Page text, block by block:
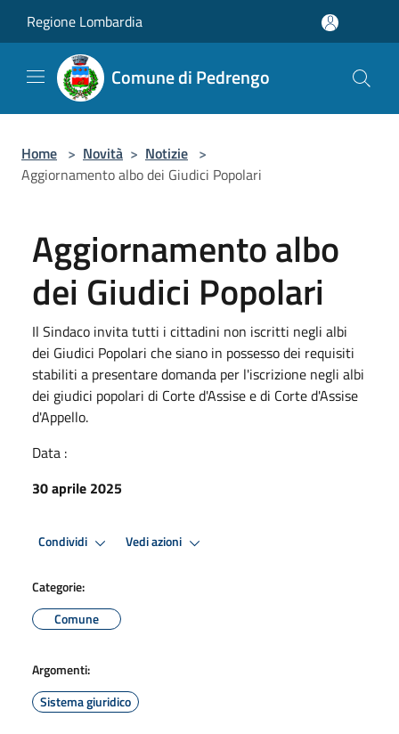
Regione Lombardia
Comune di Pedrengo
Home > Novità > Notizie >
Aggiornamento albo dei Giudici Popolari
Aggiornamento albo
dei Giudici Popolari
Il Sindaco invita tutti i cittadini non iscritti negli albi
dei Giudici Popolari che siano in possesso dei requisiti
stabiliti a presentare domanda per l'iscrizione negli albi
dei giudici popolari di Corte d'Assise e di Corte d'Assise
d'Appello.
Data :
30 aprile 2025
Condividi Vedi azioni
Categorie:
Comune
Argomenti:
Sistema giuridico